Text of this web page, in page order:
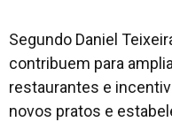
Segundo Daniel
contribuem para
restaurantes e
novos pratos e